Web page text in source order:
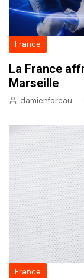
France
La France
Marseille
damienforeau
France